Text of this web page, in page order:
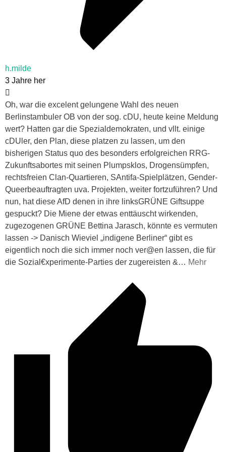
h.milde
3 Jahre her
Oh, war die excelent gelungene Wahl des neuen
Berlinstambuler OB von der sog. cDU, heute keine Meldung
wert? Hatten gar die Spezialdemokraten, und vllt. einige
cDUler, den Plan, diese platzen zu lassen, um den
bisherigen Status quo des besonders erfolgreichen RRG-
Zukunftsabortes mit seinen Plumpsklos, Drogensümpfen,
rechtsfreien Clan-Quartieren, SAntifa-Spielplätzen, Gender-
Queerbeauftragten uva. Projekten, weiter fortzuführen? Und
nun, hat diese AfD denen in ihre linksGRÜNE Giftsuppe
gespuckt? Die Miene der etwas enttäuscht wirkenden,
zugezogenen GRÜNE Bettina Jarasch, könnte es vermuten
lassen -> Danisch Wieviel „indigene Berliner“ gibt es
eigentlich noch die sich immer noch ver@en lassen, die für
die Sozial€xperimente-Parties der zugereisten &… Mehr